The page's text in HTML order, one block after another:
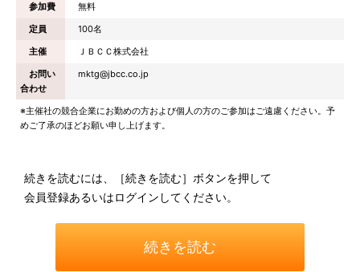
参加費
無料
定員
100名
主催
ＪＢＣＣ株式会社
お問い
合わせ
mktg@jbcc.co.jp
※主催社の競合企業にお勤めの方および個人の方のご参加はご遠慮ください。予
めご了承のほどお願い申し上げます。
続きを読むには、［続きを読む］ボタンを押して
会員登録あるいはログインしてください。
続きを読む